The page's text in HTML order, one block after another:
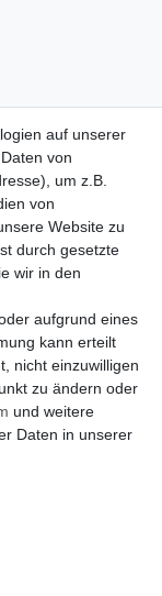
in
Vertrieb
gelesen habe. Meine
auf unserer
von
um z.B.
von
Website zu
durch gesetzte
wir in den
aufgrund eines
kann erteilt
nicht einzuwilligen
zu ändern oder
und weitere
Daten in unserer